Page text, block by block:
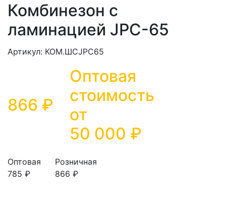
Комбинезон с
ламинацией JPC-65
Артикул: КОМ.ШСJPC65
866 ₽
Оптовая
стоимость
от
50 000 ₽
Оптовая
785 ₽
Розничная
866 ₽